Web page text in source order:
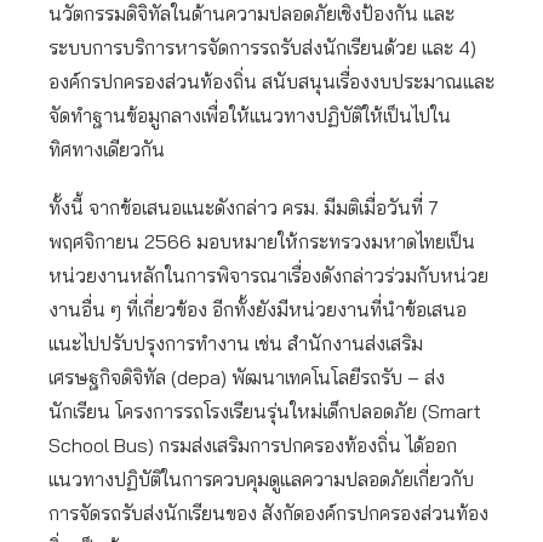
นวัตกรรมดิจิทัลในด้านความปลอดภัยเชิงป้องกัน และ
ระบบการบริการหารจัดการรถรับส่งนักเรียนด้วย และ 4)
องค์กรปกครองส่วนท้องถิ่น สนับสนุนเรื่องงบประมาณและ
จัดทำฐานข้อมูกลางเพื่อให้แนวทางปฏิบัติให้เป็นไปใน
ทิศทางเดียวกัน
ทั้งนี้ จากข้อเสนอแนะดังกล่าว ครม. มีมติเมื่อวันที่ 7
พฤศจิกายน 2566 มอบหมายให้กระทรวงมหาดไทยเป็น
หน่วยงานหลักในการพิจารณาเรื่องดังกล่าวร่วมกับหน่วย
งานอื่น ๆ ที่เกี่ยวข้อง อีกทั้งยังมีหน่วยงานที่นำข้อเสนอ
แนะไปปรับปรุงการทำงาน เช่น สำนักงานส่งเสริม
เศรษฐกิจดิจิทัล (depa) พัฒนาเทคโนโลยีรถรับ – ส่ง
นักเรียน โครงการรถโรงเรียนรุ่นใหม่เด็กปลอดภัย (Smart
School Bus) กรมส่งเสริมการปกครองท้องถิ่น ได้ออก
แนวทางปฏิบัติในการควบคุมดูแลความปลอดภัยเกี่ยวกับ
การจัดรถรับส่งนักเรียนของ สังกัดองค์กรปกครองส่วนท้อง